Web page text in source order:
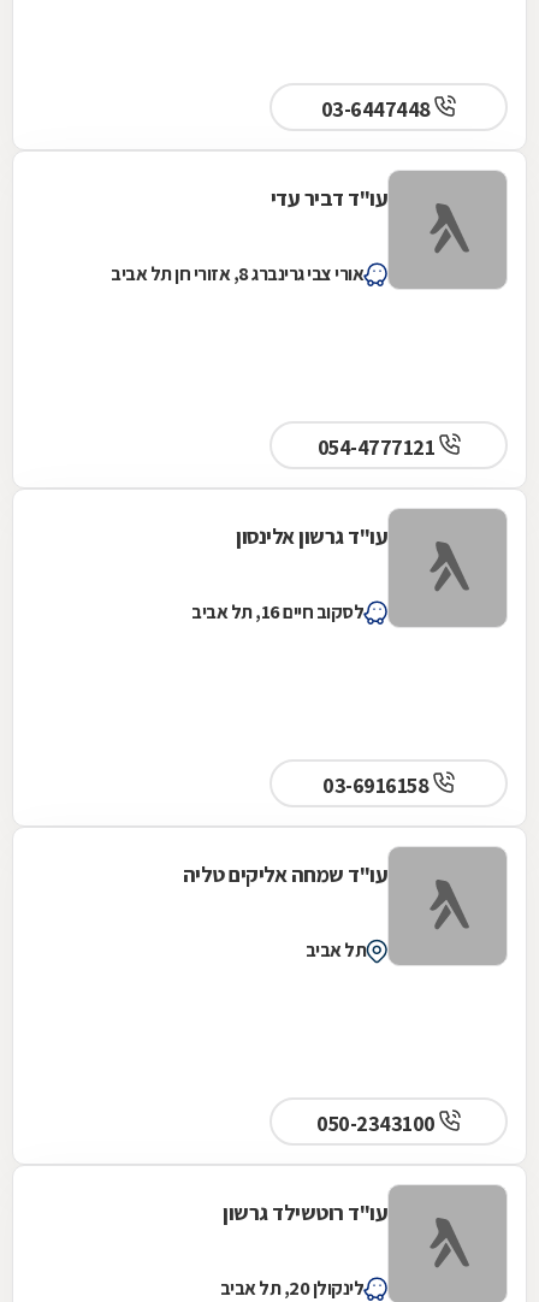
03-6447448
עו"ד דביר עדי
אורי צבי גרינברג 8, אזורי חן תל אביב
עו"ד גרשון אלינסון
לסקוב חיים 16, תל אביב
03-6916158
עו"ד שמחה אליקים טליה
תל אביב
עו"ד רוטשילד גרשון
לינקולן 20, תל אביב